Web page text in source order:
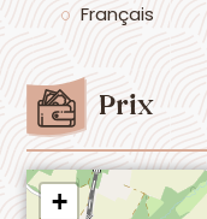
Français
Prix
+